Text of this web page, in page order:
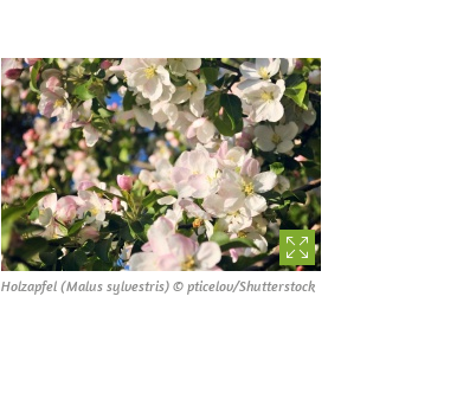
Holzapfel (Malus sylvestris) © pticelov/Shutterstock